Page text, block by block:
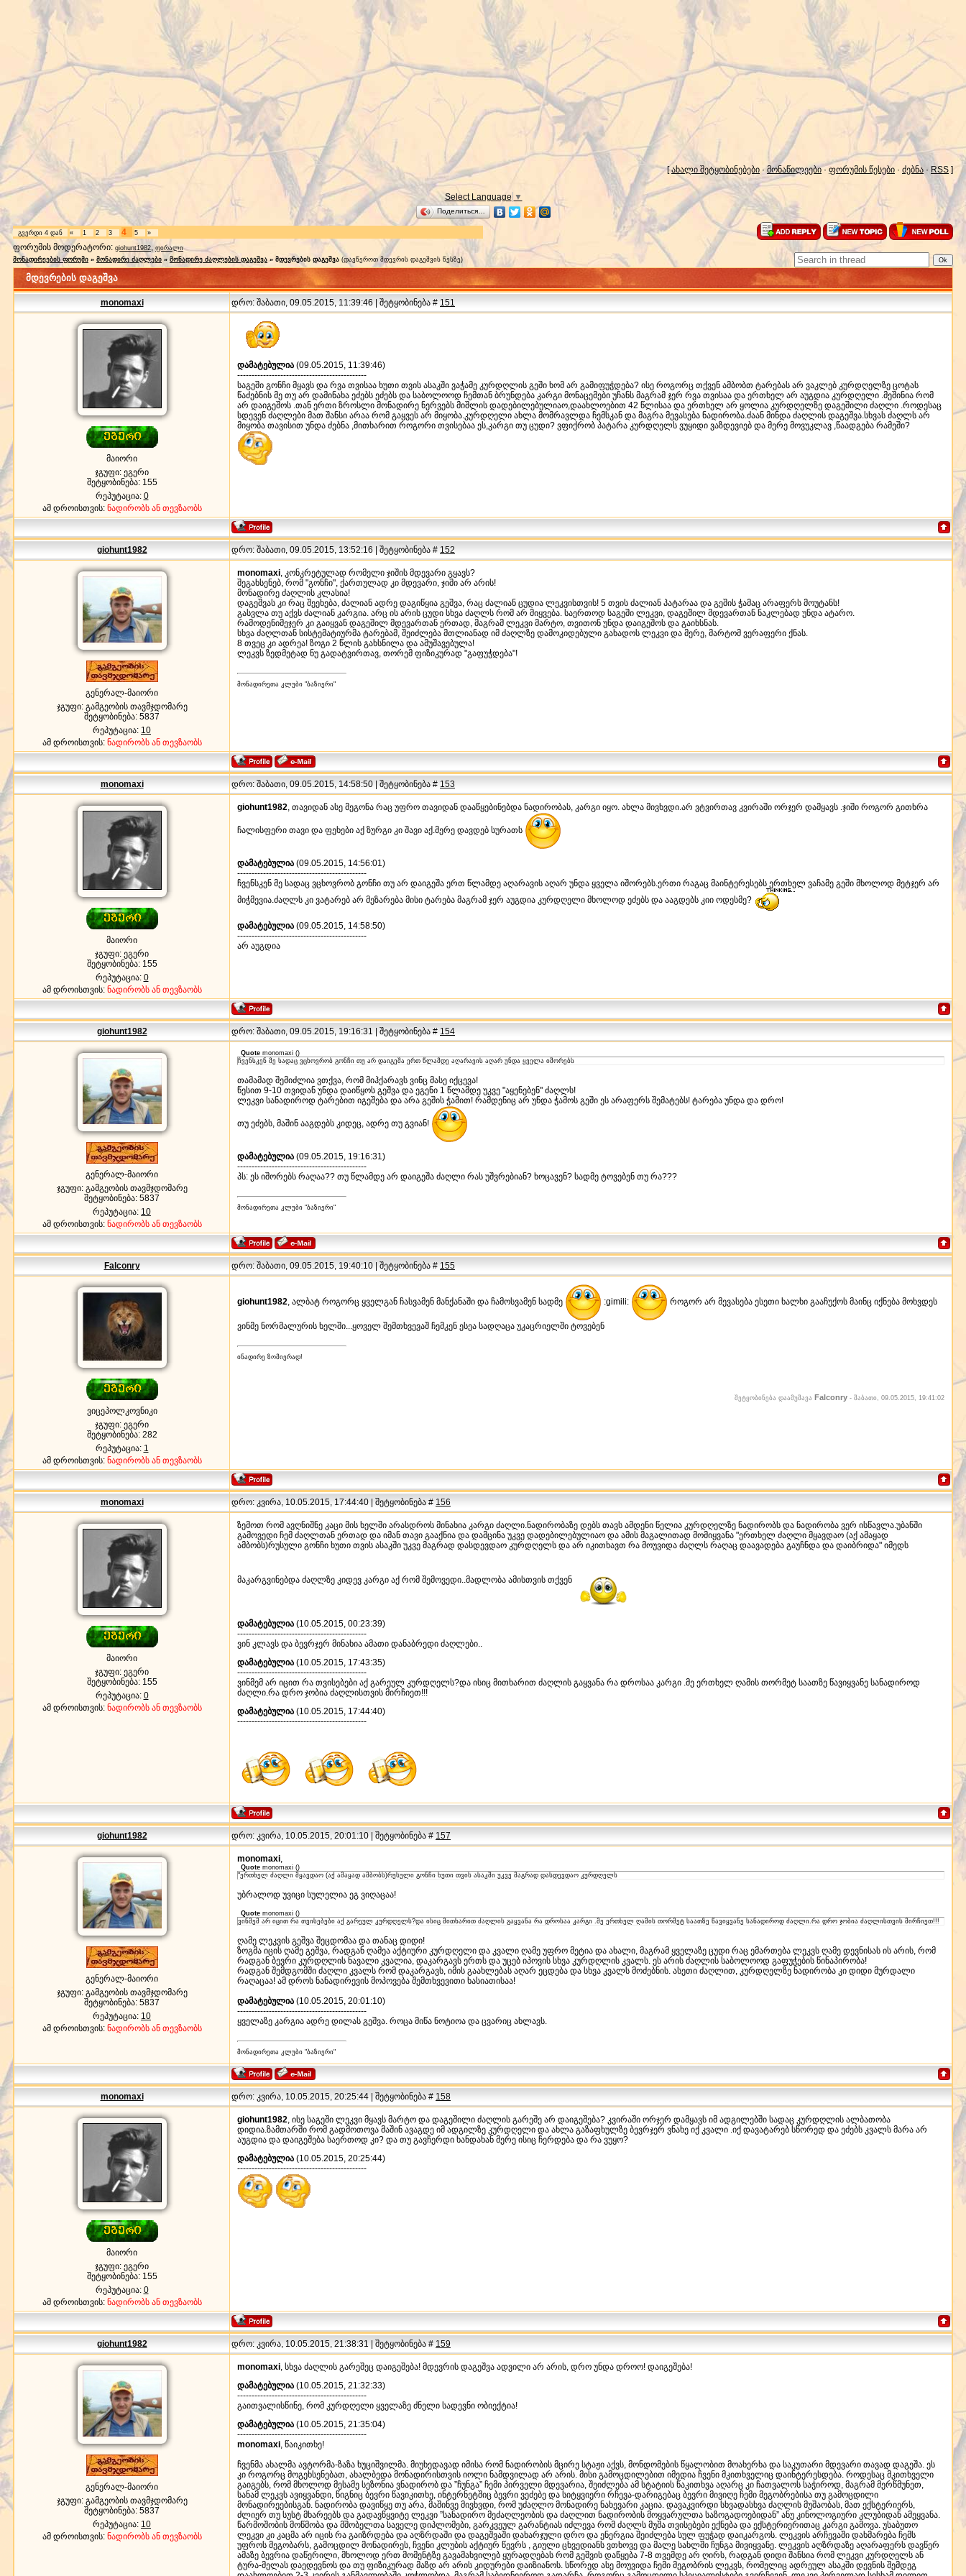
[ახალი შეტყობინებები · მონაწილეები· ფორუმის წესები · ძებნა · RSS ]
Select Language ▼
Поделиться…
გვერდი 4 დან « 1 2 3 4 5 »
ფორუმის მოდერატორი: giohunt1982, ფირალი
მონადირეების ფორუმი » მონადირე ძაღლები » მონადირე ძაღლების დაგეშვა » მდევრების დაგეშვა (დავწეროთ მდევრის დაგეშვის წესზე)
მდევრების დაგეშვა
monomaxi დრო: შაბათი, 09.05.2015, 11:39:46 | შეტყობინება # 151
მაიორი
ჯგუფი: ეგერი
შეტყობინება: 155
რეპუტაცია: 0
ამ დროისთვის: ნადირობს ან თევზაობს
დამატებულია (09.05.2015, 11:39:46)
---------------------------------------------
საგეში გონჩი მყავს და რვა თვისაა ხუთი თვის ასაკში ვაჭამე კურდღლის გეში ხომ არ გამიფუჭდება? ისე როგორც თქვენ ამბობთ ტარებას არ ვაკლებ კურდღელზე ცოტას
წაძებნის მე თუ არ დამინახა ეძებს ეძებს და საბოლოოდ ჩემთან ბრუნდება კარგი მონაცემები უჩანს მაგრამ ჯერ რვა თვისაა და ერთხელ არ აუგდია კურდღელი .მეშინია რომ
არ დაიგეშოს .თან ერთი ზროსლი მონადირე ნერვებს მიშლის დადებილებულიაო,დაახლოებით 42 წლისაა და ერთხელ არ ყოლია კურდღელზე დაგეშილი ძაღლი .როდესაც
სდევენ ძაღლები მათ შანსი არაა რომ გაყვეს არ მიყობა.კურდღელი ახლა მომრავლდა ჩემსკან და მაგრა მევასება ნადირობა.ძაან მინდა ძაღლის დაგეშვა.სხვას ძაღლს არ
მიყობა თავისით უნდა ძებნა ,მითხარით როგორი თვისებაა ეს,კარგი თუ ცუდი? ვფიქრობ პატარა კურდღელს ვუყიდი ვაზდევიებ და მერე მოვუკლავ ,წაადგება რამეში?
giohunt1982 დრო: შაბათი, 09.05.2015, 13:52:16 | შეტყობინება # 152
გენერალ-მაიორი
ჯგუფი: გამგეობის თავმჯდომარე
შეტყობინება: 5837
რეპუტაცია: 10
ამ დროისთვის: ნადირობს ან თევზაობს
monomaxi, კონკრეტულად რომელი ჯიშის მდევარი გყავს?
შეგახსენებ, რომ "გონჩი", ქართულად კი მდევარი, ჯიში არ არის!
მონადირე ძაღლის კლასია!
დაგეშვას კი რაც შეეხება, ძალიან ადრე დაგიწყია გეშვა, რაც ძალიან ცუდია ლეკვისთვის! 5 თვის ძალიან პატარაა და გეშის ჭამაც არაფერს მოუტანს!
გასვლა თუ აქვს ძალიან კარგია. არც ის არის ცუდი სხვა ძაღლს რომ არ მიყვება. საერთოდ საგეში ლეკვი, დაგეშილ მდევართან ნაკლებად უნდა ატარო.
რამოდენიმეჯერ კი გაიყვან დაგეშილ მდევართან ერთად, მაგრამ ლეკვი მარტო, თვითონ უნდა დაიგეშოს და გაიხსნას.
სხვა ძაღლთან სისტემატიურმა ტარებამ, შეიძლება მთლიანად იმ ძაღლზე დამოკიდებული გახადოს ლეკვი და მერე, მარტომ ვერაფერი ქნას.
8 თვეც კი ადრეა! ზოგი 2 წლის გახსნილა და ამუშავებულა!
ლეკვს ზედმეტად ნუ გადატვირთავ, თორემ ფიზიკურად "გაფუჭდება"!
მონადირეთა კლუბი "ბაზიერი"
monomaxi დრო: შაბათი, 09.05.2015, 14:58:50 | შეტყობინება # 153
მაიორი
ჯგუფი: ეგერი
შეტყობინება: 155
რეპუტაცია: 0
ამ დროისთვის: ნადირობს ან თევზაობს
giohunt1982, თავიდან ასე მეგონა რაც უფრო თავიდან დააწყებინებდა ნადირობას, კარგი იყო. ახლა მივხვდი.არ ვტვირთავ კვირაში ორჯერ დამყავს .ჯიში როგორ გითხრა
ჩალისფერი თავი და ფეხები აქ ზურგი კი შავი აქ.მერე დავდებ სურათს
დამატებულია (09.05.2015, 14:56:01)
---------------------------------------------
ჩვენსკენ მე სადაც ვცხოვრობ გონჩი თუ არ დაიგეშა ერთ წლამდე აღარავის აღარ უნდა ყველა იშორებს.ერთი რაგაც მაინტერესებს ერთხელ ვაჩამე გეში მხოლოდ მეტჯერ არ
მიჭმევია.ძაღლს კი ვატარებ არ მეზარება მისი ტარება მაგრამ ჯერ აუგდია კურდღელი მხოლოდ ეძებს და ააგდებს კიი ოდესმე?
დამატებულია (09.05.2015, 14:58:50)
---------------------------------------------
არ აუგდია
giohunt1982 დრო: შაბათი, 09.05.2015, 19:16:31 | შეტყობინება # 154
გენერალ-მაიორი
ჯგუფი: გამგეობის თავმჯდომარე
შეტყობინება: 5837
რეპუტაცია: 10
ამ დროისთვის: ნადირობს ან თევზაობს
Quote monomaxi ()
ჩვენსკენ მე სადაც ვცხოვრობ გონჩი თუ არ დაიგეშა ერთ წლამდე აღარავის აღარ უნდა ყველა იშორებს
თამამად შემიძლია ვთქვა, რომ მიჰქარავს ვინც მასე იქცევა!
წესით 9-10 თვიდან უნდა დაიწყოს გეშვა და ეგენი 1 წლამდე უკვე "აყენებენ" ძაღლს!
ლეკვი სანადიროდ ტარებით იგეშება და არა გეშის ჭამით! რამდენიც არ უნდა ჭამოს გეში ეს არაფერს შემატებს! ტარება უნდა და დრო!
თუ ეძებს, მაშინ ააგდებს კიდეც, ადრე თუ გვიან!
დამატებულია (09.05.2015, 19:16:31)
---------------------------------------------
პს: ეს იშორებს რაღაა?? თუ წლამდე არ დაიგეშა ძაღლი რას უშვრებიან? ხოცავენ? სადმე ტოვებენ თუ რა???
მონადირეთა კლუბი "ბაზიერი"
Falconry დრო: შაბათი, 09.05.2015, 19:40:10 | შეტყობინება # 155
ვიცეპოლკოვნიკი
ჯგუფი: ეგერი
შეტყობინება: 282
რეპუტაცია: 1
ამ დროისთვის: ნადირობს ან თევზაობს
giohunt1982, ალბატ როგორც ყველგან ჩასვამენ მანქანაში და ჩამოსვამენ სადმე :gimili: როგორ არ მევასება ესეთი ხალხი გააჩუქოს მაინც იქნება მოხვდეს
ვინმე ნორმალურის ხელში...ყოველ შემთხვევაშ ჩემკენ ესეა სადღაცა უკაცრიელში ტოვებენ
ინადირე ზომიერად!
შეტყობინება დაამუშავა Falconry - შაბათი, 09.05.2015, 19:41:02
monomaxi დრო: კვირა, 10.05.2015, 17:44:40 | შეტყობინება # 156
მაიორი
ჯგუფი: ეგერი
შეტყობინება: 155
რეპუტაცია: 0
ამ დროისთვის: ნადირობს ან თევზაობს
ზემოთ რომ ავღნიშნე კაცი მის ხელში არასდროს მინახია კარგი ძაღლი.ნადირობაზე დებს თავს ამდენი წელია კურდღელზე ნადირობს და ნადირობა ვერ ისწავლა.უბანში
გამოვედი ჩემ ძაღლთან ერთად და იმან თავი გააქნია და დამცინა უკვე დადებილებულიაო და ამის მაგალითად მომიყვანა "ერთხელ ძაღლი მყავდაო (აქ ამაყად
ამბობს)რუსული გონჩი ხუთი თვის ასაკში უკვე მაგრად დასდევდაო კურდღელს და არ იკითხავთ რა მოუვიდა ძაღლს რაღაც დაავადება გაუჩნდა და დაიბრიდა" იმედს
მაკარგვინებდა ძაღლზე კიდევ კარგი აქ რომ შემოვედი..მადლობა ამისთვის თქვენ
დამატებულია (10.05.2015, 00:23:39)
---------------------------------------------
ვინ კლავს და ბევრჯერ მინახია ამათი დანაბრედი ძაღლები..
დამატებულია (10.05.2015, 17:43:35)
---------------------------------------------
ვინმემ არ იცით რა თვისებები აქ გარეულ კურდღელს?და ისიც მითხარით ძაღლის გაყვანა რა დროსაა კარგი .მე ერთხელ ღამის თორმეტ საათზე წავიყვანე სანადიროდ
ძაღლი.რა დრო ჯობია ძაღლისთვის მირჩიეთ!!!
დამატებულია (10.05.2015, 17:44:40)
---------------------------------------------
giohunt1982 დრო: კვირა, 10.05.2015, 20:01:10 | შეტყობინება # 157
გენერალ-მაიორი
ჯგუფი: გამგეობის თავმჯდომარე
შეტყობინება: 5837
რეპუტაცია: 10
ამ დროისთვის: ნადირობს ან თევზაობს
monomaxi,
Quote monomaxi ()
"ერთხელ ძაღლი მყავდაო (აქ ამაყად ამბობს)რუსული გონჩი ხუთი თვის ასაკში უკვე მაგრად დასდევდაო კურდღელს
უბრალოდ უვიცი სულელია ეგ ვიღაცაა!
Quote monomaxi ()
ვინმემ არ იცით რა თვისებები აქ გარეულ კურდღელს?და ისიც მითხარით ძაღლის გაყვანა რა დროსაა კარგი .მე ერთხელ ღამის თორმეტ საათზე წავიყვანე სანადიროდ ძაღლი.რა დრო ჯობია ძაღლისთვის მირჩიეთ!!!
ღამე ლეკვის გეშვა შეცდომაა და თანაც დიდი!
ზოგმა იცის ღამე გეშვა, რადგან ღამეა აქტიური კურდღელი და კვალი ღამე უფრო მეტია და ახალი, მაგრამ ყველაზე ცუდი რაც ემართება ლეკვს ღამე დევნისას ის არის, რომ
რადგან ბევრი კურდღლის ნავალი კვალია, დაკარგავს ერთს და უცებ იპოვის სხვა კურდღლის კვალს. ეს არის ძაღლის საბოლოოდ გაფუჭების წინაპირობა!
რადგან შემდგომში ძაღლი კვალს რომ დაკარგავს, იმის გაახლებას აღარ ეცდება და სხვა კვალს მოძებნის. ასეთი ძაღლით, კურდღელზე ნადირობა კი დიდი მურდალი
რაღაცაა! ამ დროს ნანადირევის მოპოვება შემთხვევითი ხასიათისაა!
დამატებულია (10.05.2015, 20:01:10)
---------------------------------------------
ყველაზე კარგია ადრე დილას გეშვა. როცა მიწა ნოტიოა და ცვარიც ახლავს.
მონადირეთა კლუბი "ბაზიერი"
monomaxi დრო: კვირა, 10.05.2015, 20:25:44 | შეტყობინება # 158
მაიორი
ჯგუფი: ეგერი
შეტყობინება: 155
რეპუტაცია: 0
ამ დროისთვის: ნადირობს ან თევზაობს
giohunt1982, ისე საგეში ლეკვი მყავს მარტო და დაგეშილი ძაღლის გარეშე არ დაიგეშება? კვირაში ორჯერ დამყავს იმ ადგილებში სადაც კურდღლის ალბათობა
დიდია.ზამთარში რომ გადმოთოვა მაშინ ავაგდე იმ ადგილზე კურდღელი და ახლა გაზაფხულზე ბევრჯერ ვნახე იქ კვალი .იქ დავატარებ სწორედ და ეძებს კვალს მარა არ
აუგდია და დაიგეშება საერთოდ კი? და თუ გავჩერდი ხანდახან მერე ისიც ჩერდება და რა ვუყო?
დამატებულია (10.05.2015, 20:25:44)
---------------------------------------------
giohunt1982 დრო: კვირა, 10.05.2015, 21:38:31 | შეტყობინება # 159
გენერალ-მაიორი
ჯგუფი: გამგეობის თავმჯდომარე
შეტყობინება: 5837
რეპუტაცია: 10
ამ დროისთვის: ნადირობს ან თევზაობს
monomaxi, სხვა ძაღლის გარეშეც დაიგეშება! მდევრის დაგეშვა ადვილი არ არის, დრო უნდა დროო! დაიგეშება!
დამატებულია (10.05.2015, 21:32:33)
---------------------------------------------
გაითვალისწინე, რომ კურდღელი ყველაზე ძნელი სადევნი ობიექტია!
დამატებულია (10.05.2015, 21:35:04)
---------------------------------------------
monomaxi, წაიკითხე!
ჩვენმა ახალმა ავტორმა-ზაზა ხუციშვილმა. მიუხედავად იმისა რომ ნადირობის მცირე სტაჟი აქვს, მონდომების წყალობით მოახერხა და საკუთარი მდევარი თავად დაგეშა. ეს
კი როგორც მოგეხსენებათ, ახალბედა მონადირისთვის იოლი ნამდვილად არ არის. მისი გამოცდილებით იმედია ჩვენი მკითხველიც დაინტერესდება. როდესაც მკითხველი
გაიგებს, რომ მხოლოდ მესამე სეზონია ვნადირობ და ”ჩუნგა” ჩემი პირველი მდევარია, შეიძლება ამ სტატიის წაკითხვა აღარც კი ჩათვალოს საჭიროდ, მაგრამ მერწმუნეთ,
სანამ ლეკვს ავიყვანდი, წიგნიც ბევრი წავიკითხე, ინტერნეტშიც ბევრი ვეძებე და სიტყვიერი რჩევა-დარიგებაც ბევრი მივიღე ჩემი მეგობრებისა თუ გამოცდილი
მონადირეებისგან. ნადირობა დავიწყე თუ არა, მაშინვე მივხვდი, რომ უძაღლო მონადირე ნახევარი კაცია. დავაკვირდი სხვადასხვა ძაღლის მუშაობას, მათ ექსტერიერს,
ძლიერ თუ სუსტ მხარეებს და გადავწყვიტე ლეკვი ”სანადირო მეძაღლეობის და ძაღლით ნადირობის მოყვარულთა საზოგადოებიდან” ანუ კინოლოგიური კლუბიდან ამეყვანა.
წარმოშობის მოწმობა და მშობელთა საველე დიპლომები, გარკვეულ გარანტიას იძლევა რომ ძაღლს მუშა თვისებები ექნება და ექსტერიერითაც კარგი გამოვა. უსაბუთო
ლეკვი კი კაცმა არ იცის რა გაიზრდება და აღზრდაში და დაგეშვაში დახარჯული დრო და ენერგია შეიძლება სულ ფუჭად დაიკარგოს. ლეკვის არჩევაში დახმარება ჩემს
უფროს მეგობარს, გამოცდილ მონადირეს, ჩვენი კლუბის აქტიურ წევრს , გიული ცხვედიანს ვთხოვე და მალე სახლში ჩუნგა მივიყვანე. ლეკვის აღზრდაზე აღარაფერს დავწერ
ამაზე ბევრია დაწერილი, მხოლოდ ერთ მომენტზე გავამახვილებ ყურადღებას რომ გეშვის დაწყება 7-8 თვემდე არ ღირს, რადგან დიდი შანსია რომ ლეკვი კურდღელს ან
ტურა-მელას დაედევნოს და თუ ფიზიკურად მაზდ არ არის კიდურები დაიზიანოს. სწორედ ასე მოუვიდა ჩემი მეგობრის ლეკვს, რომელიც ადრეულ ასაკში დევნის შემდეგ